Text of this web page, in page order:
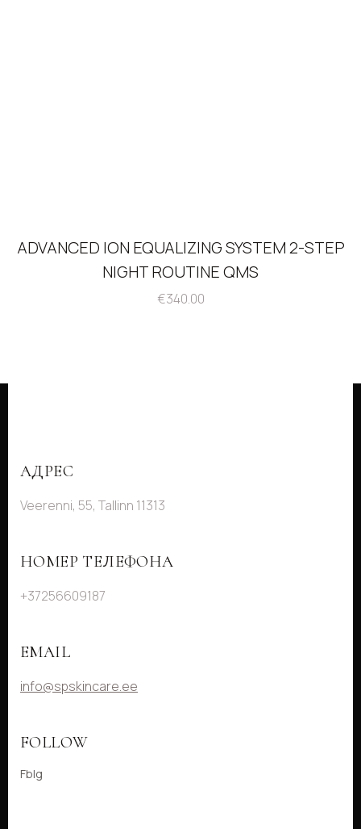
ADVANCED ION EQUALIZING SYSTEM 2-STEP
NIGHT ROUTINE QMS
€340.00
АДРЕС
Veerenni, 55, Tallinn 11313
НОМЕР ТЕЛЕФОНА
+37256609187
EMAIL
info@spskincare.ee
FOLLOW
FbIg